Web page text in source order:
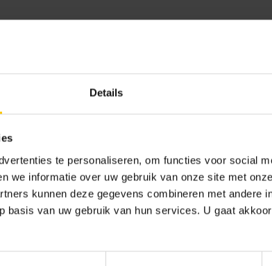
Details
te personaliseren, om functies voor social
we informatie over uw gebruik van onze site met
kunnen deze gegevens combineren met andere
basis van uw gebruik van hun services. U gaat
zijn naar eigen inzicht te
Hier zie je eenlegvoorbeelden alle